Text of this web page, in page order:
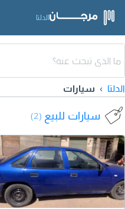
الدلتا
الدلتا سيارات
سيارات للبيع (2)